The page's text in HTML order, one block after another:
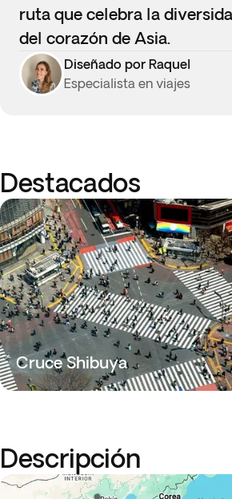
ruta que celebra la
del corazón de Asia.
Diseñado por Raquel
Especialista en viajes
Destacados
Cruce Shibuya
Descripción